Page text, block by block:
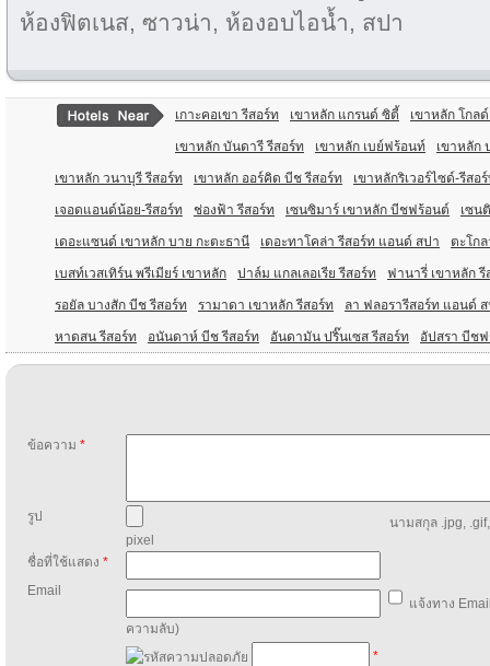
ห้องฟิตเนส, ซาวน่า, ห้องอบไอน้ำ, สปา
เกาะคอเขา รีสอร์ท เขาหลัก แกรนด์ ซิตี้ เขาหลัก โกล
เขาหลัก บันดารี รีสอร์ท เขาหลัก เบย์ฟร้อนท์ เขาหลัก
เขาหลัก วนาบุรี รีสอร์ท เขาหลัก ออร์คิด บีช รีสอร์ท เขาหลักริเวอร์ไซด์-รีส
เจอดแอนด์น้อย-รีสอร์ท ช่องฟ้า รีสอร์ท เซนซิมาร์ เขาหลัก บีชฟร้อนต์ เซน
เดอะแซนด์ เขาหลัก บาย กะตะธานี เดอะทาโคล่า รีสอร์ท แอนด์ สปา ตะโก
เบสท์เวสเทิร์น พรีเมียร์ เขาหลัก ปาล์ม แกลเลอเรีย รีสอร์ท ฟานารี่ เขาหลัก รี
รอยัล บางสัก บีช รีสอร์ท รามาดา เขาหลัก รีสอร์ท ลา ฟลอรารีสอร์ท แอนด์
หาดสน รีสอร์ท อนันดาห์ บีช รีสอร์ท อันดามัน ปริ๊นเซส รีสอร์ท อัปสรา บีช
ข้อความ *
รูป
นามสกุล .jpg,
pixel
ชื่อที่ใช้แสดง *
Email
แจ้งทาง
ความลับ)
*